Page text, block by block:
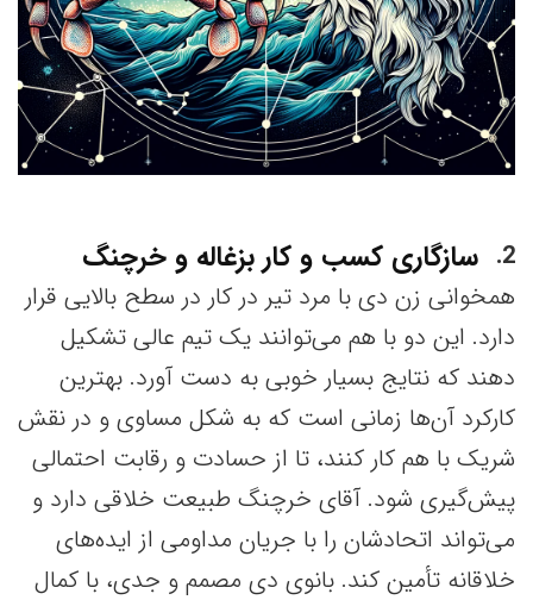
2 سازگاری کسب و کار بزغاله و خرچنگ
همخوانی زن دی با مرد تیر در کار در سطح بالایی قرار
دارد. این دو با هم می‌توانند یک تیم عالی تشکیل
دهند که نتایج بسیار خوبی به دست آورد. بهترین
کارکرد آن‌ها زمانی است که به شکل مساوی و در نقش
شریک با هم کار کنند، تا از حسادت و رقابت احتمالی
پیش‌گیری شود. آقای خرچنگ طبیعت خلاقی دارد و
می‌تواند اتحادشان را با جریان مداومی از ایده‌های
خلاقانه تأمین کند. بانوی دی مصمم و جدی، با کمال